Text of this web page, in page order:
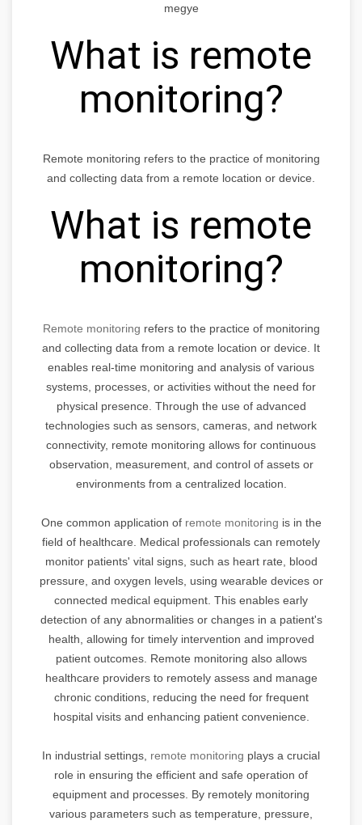
megye
What is remote
monitoring?
Remote monitoring refers to the practice of monitoring
and collecting data from a remote location or device.
What is remote
monitoring?
Remote monitoring refers to the practice of monitoring
and collecting data from a remote location or device. It
enables real-time monitoring and analysis of various
systems, processes, or activities without the need for
physical presence. Through the use of advanced
technologies such as sensors, cameras, and network
connectivity, remote monitoring allows for continuous
observation, measurement, and control of assets or
environments from a centralized location.
One common application of remote monitoring is in the
field of healthcare. Medical professionals can remotely
monitor patients' vital signs, such as heart rate, blood
pressure, and oxygen levels, using wearable devices or
connected medical equipment. This enables early
detection of any abnormalities or changes in a patient's
health, allowing for timely intervention and improved
patient outcomes. Remote monitoring also allows
healthcare providers to remotely assess and manage
chronic conditions, reducing the need for frequent
hospital visits and enhancing patient convenience.
In industrial settings, remote monitoring plays a crucial
role in ensuring the efficient and safe operation of
equipment and processes. By remotely monitoring
various parameters such as temperature, pressure,